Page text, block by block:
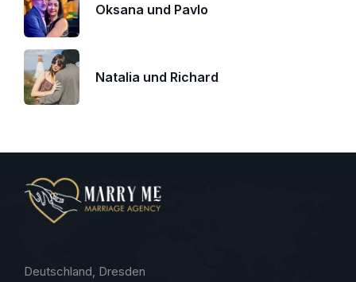
Oksana und Pavlo
Natalia und Richard
Deutschland, Dresden